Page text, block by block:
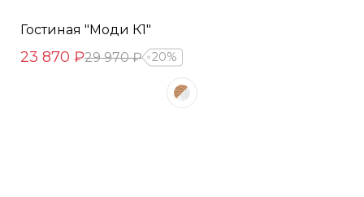
Гостиная "Моди К1"
23 870 ₽29 970 ₽ 20%